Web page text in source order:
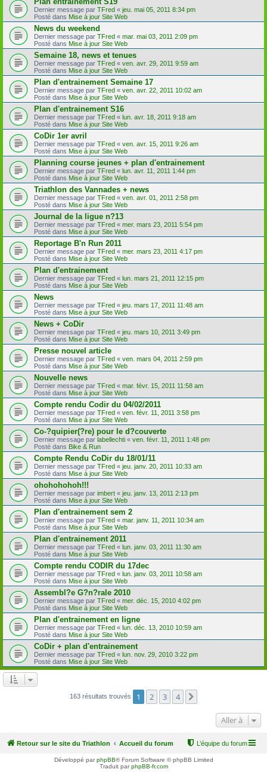
Dernier message par TFred « jeu. mai 05, 2011 8:34 pm
Posté dans Mise à jour Site Web
News du weekend
Dernier message par TFred « mar. mai 03, 2011 2:09 pm
Posté dans Mise à jour Site Web
Semaine 18, news et tenues
Dernier message par TFred « ven. avr. 29, 2011 9:59 am
Posté dans Mise à jour Site Web
Plan d'entrainement Semaine 17
Dernier message par TFred « ven. avr. 22, 2011 10:02 am
Posté dans Mise à jour Site Web
Plan d'entrainement S16
Dernier message par TFred « lun. avr. 18, 2011 9:18 am
Posté dans Mise à jour Site Web
CoDir 1er avril
Dernier message par TFred « ven. avr. 15, 2011 9:26 am
Posté dans Mise à jour Site Web
Planning course jeunes + plan d'entrainement
Dernier message par TFred « lun. avr. 11, 2011 1:44 pm
Posté dans Mise à jour Site Web
Triathlon des Vannades + news
Dernier message par TFred « ven. avr. 01, 2011 2:58 pm
Posté dans Mise à jour Site Web
Journal de la ligue n?13
Dernier message par TFred « mer. mars 23, 2011 5:54 pm
Posté dans Mise à jour Site Web
Reportage B'n Run 2011
Dernier message par TFred « mer. mars 23, 2011 4:17 pm
Posté dans Mise à jour Site Web
Plan d'entrainement
Dernier message par TFred « lun. mars 21, 2011 12:15 pm
Posté dans Mise à jour Site Web
News
Dernier message par TFred « jeu. mars 17, 2011 11:48 am
Posté dans Mise à jour Site Web
News + CoDir
Dernier message par TFred « jeu. mars 10, 2011 3:49 pm
Posté dans Mise à jour Site Web
Presse nouvel article
Dernier message par TFred « ven. mars 04, 2011 2:59 pm
Posté dans Mise à jour Site Web
Nouvelle news
Dernier message par TFred « mar. févr. 15, 2011 11:58 am
Posté dans Mise à jour Site Web
Compte rendu Codir du 04/02/2011
Dernier message par TFred « ven. févr. 11, 2011 3:58 pm
Posté dans Mise à jour Site Web
Co-?quipier(?re) pour le d?couverte
Dernier message par labellechti « ven. févr. 11, 2011 1:48 pm
Posté dans Bike & Run
Compte Rendu CoDir du 18/01/11
Dernier message par TFred « jeu. janv. 20, 2011 10:33 am
Posté dans Mise à jour Site Web
ohohohohoh!!!
Dernier message par imbert « jeu. janv. 13, 2011 2:13 pm
Posté dans Mise à jour Site Web
Plan d'entrainement sem 2
Dernier message par TFred « mar. janv. 11, 2011 10:34 am
Posté dans Mise à jour Site Web
Plan d'entrainement 2011
Dernier message par TFred « lun. janv. 03, 2011 11:30 am
Posté dans Mise à jour Site Web
Compte rendu CODIR du 17dec
Dernier message par TFred « lun. janv. 03, 2011 10:58 am
Posté dans Mise à jour Site Web
Assembl?e G?n?rale 2010
Dernier message par TFred « mer. déc. 15, 2010 4:02 pm
Posté dans Mise à jour Site Web
Plan d'entrainement en ligne
Dernier message par TFred « lun. déc. 13, 2010 10:59 am
Posté dans Mise à jour Site Web
CoDir + plan d'entrainement
Dernier message par TFred « lun. nov. 29, 2010 3:22 pm
Posté dans Mise à jour Site Web
163 résultats trouvés 1 2 3 4
Aller à
Retour sur le site du Triathlon Accueil du forum L’équipe du forum
Développé parphpBB® Forum Software © phpBB Limited
Traduit parphpBB-fr.com